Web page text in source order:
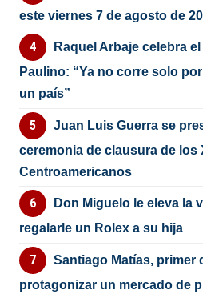
este viernes 7 de agosto de
Raquel Arbaje celebra
Paulino: “Ya no corre solo
un país”
Juan Luis Guerra se
ceremonia de clausura de los
Centroamericanos
Don Miguelo le eleva la
regalarle un Rolex a su hija
Santiago Matías, primer
protagonizar un mercado de